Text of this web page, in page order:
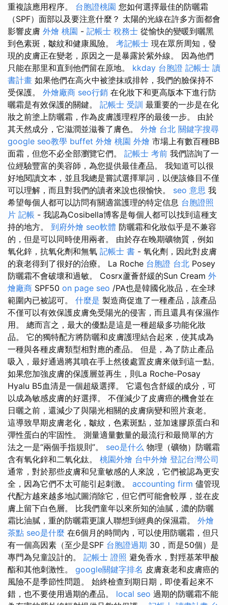
重複該應用程序。 台胞證桃園 您如何選擇最佳的防曬霜
（SPF）面部以及要注意什麼？ 太陽的光線在許多方面都會
影響皮膚 外燴 桃園 - 記帳士 稅務士 從愉快的變暖到曬黑
到色素斑，皺紋和健康風險。 考記帳士 現在眾所周知，發
現的皮膚正在變老，原因之一是暴露於紫外線。 因為他們
只能在那里和直到他們留在原地。 kkday 台胞證 記帳士 讀
書計畫 如果他們在高火中被塗抹或排幹，我們的臉保持不
受保護。 外燴廠商 seo行銷 在化妝下和更高版本下進行防
曬霜是有效保護的關鍵。 記帳士 受訓 最重要的一步是在化
妝之前塗上防曬霜，作為皮膚護理程序的最後一步。 由於
其天然成分，它滋潤並滋養了膚色。 外燴 台北 關鍵字搜尋
google seo教學 buffet 外燴 桃園 外燴 市場上有數百種BB
面霜，但您不必全部瀏覽它們。 記帳士 考前 我們諮詢了一
位經驗豐富的美容師，為您提供最佳產品。 我知道可以很
好地閱讀文本，並且我總是嘗試選擇單詞，以便該條目不僅
可以理解，而且對我們的讀者來說也很愉快。 seo 意思 我
希望每個人都可以訪問有關適當護理的特定信息 台胞證照
片 記帳 - 我認為Cosibella博客是每個人都可以找到這種支
持的地方。 到府外燴 seo軟體 防曬霜和化妝似乎是不兼容
的，但是可以同時使用兩者。 由於存在晚期礦物質，例如
氧化鋅，抗氧化劑和無氧 記帳士 書 - 氧化劑，因此對皮膚
的衰老得到了很好的治療。 La Roche 台胞證 台北 Posey
防曬霜不會破壞和過敏。 Cosrx蘆薈舒緩的Sun Cream 外
燴廠商 SPF50 on page seo /PA也是韓國化妝品，在全球
範圍內已被認可。 什麼是 製造商促進了一種產品，該產品
不僅可以有效保護皮膚免受陽光的侵害，而且還具有保濕作
用。 總而言之，最大的優點是這是一種超級多功能化妝
品。 它的獨特配方將防曬和皮膚護理結合起來，使其成為
一種與各種皮膚類型相對應的產品。 但是，為了防止產品
吸入，最好通過將其噴在手上然後處置皮膚來做到這一點。
如果您加強皮膚的保護層並再生，則La Roche-Posay
Hyalu B5血清是一個超級選擇。 它還包含舒緩的成分，可
以成為敏感皮膚的好選擇。 不僅減少了皮膚癌的機會並在
日曬之前，還減少了與陽光相關的皮膚病變和照片衰老。
這導致早期皮膚老化，皺紋，色素斑點，並加速膠原蛋白和
彈性蛋白的牢固性。 測量適量數量的最流行和最簡單的方
法之一是“兩個手指規則”。 seo是什么 物理（礦物）防曬霜
含有氧化鋅和二氧化鈦。 桃園外燴 台中外燴 登記台灣公司
通常，對於那些皮膚和兒童敏感的人來說，它們被認為更安
全，因為它們不太可能引起刺激。 accounting firm 儘管現
代配方越來越多地試圖消除它，但它們可能會較厚，並在皮
膚上留下白色層。 比我們童年以來所知的油膩，濃的防曬
霜比油膩，重的防曬霜更讓人聯想到經典的保濕霜。 外燴
茶點 seo是什麼 在6個月的時間內，可以使用防曬霜，但只
有一個高因素（至少是SPF 台胞證過期 30，而是50個）是
專門為兒童設計的。 記帳士 證照 避免香水，對羥基苯甲酸
酯和其他刺激性。 google關鍵字排名 皮膚衰老和皮膚癌的
風險不是季節性問題。 始終檢查到期日期，即使看起來不
錯，也不要使用過期的產品。 local seo 過期的防曬霜不能